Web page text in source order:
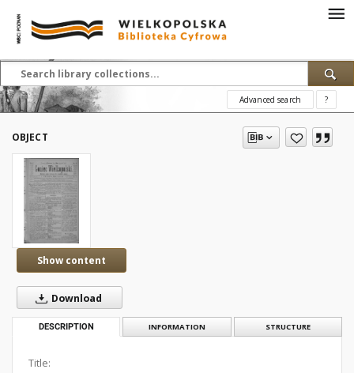
Advanced search ?
OBJECT
Show content
Download
DESCRIPTION INFORMATION STRUCTURE
Title: